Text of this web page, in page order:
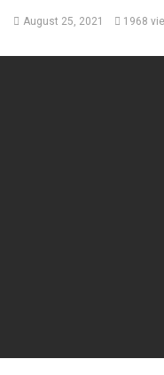
August 25, 2021 1968